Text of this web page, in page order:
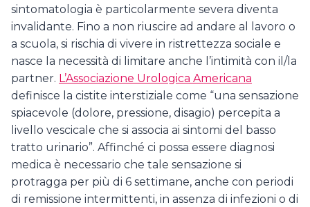
sintomatologia è particolarmente severa diventa
invalidante. Fino a non riuscire ad andare al lavoro o
a scuola, si rischia di vivere in ristrettezza sociale e
nasce la necessità di limitare anche l’intimità con il/la
partner. L’Associazione Urologica Americana
definisce la cistite interstiziale come “una sensazione
spiacevole (dolore, pressione, disagio) percepita a
livello vescicale che si associa ai sintomi del basso
tratto urinario”. Affinché ci possa essere diagnosi
medica è necessario che tale sensazione si
protragga per più di 6 settimane, anche con periodi
di remissione intermittenti, in assenza di infezioni o di